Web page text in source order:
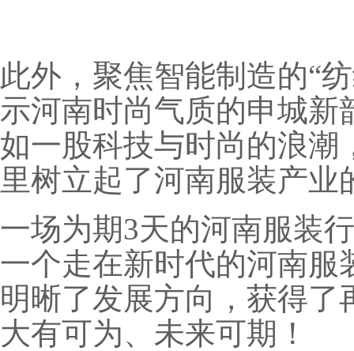
此外，聚焦智能制造的“
示河南时尚气质的申城新
如一股科技与时尚的浪潮
里树立起了河南服装产业
一场为期3天的河南服装
一个走在新时代的河南
明晰了发展方向，获得
大有可为、未来可期！